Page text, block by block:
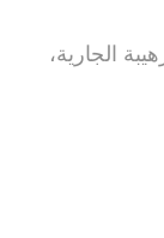
الجارية،